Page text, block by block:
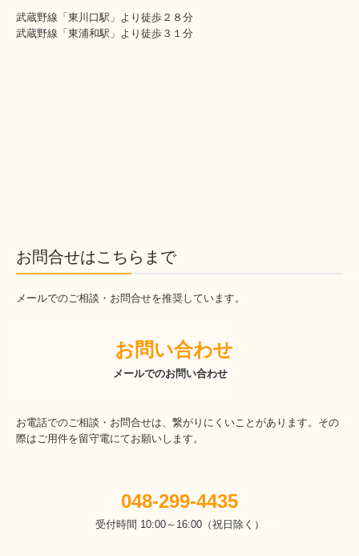
武蔵野線「東川口駅」より徒歩２８分
武蔵野線「東浦和駅」より徒歩３１分
お問合せはこちらまで
メールでのご相談・お問合せを推奨しています。
お問い合わせ
メールでのお問い合わせ
お電話でのご相談・お問合せは、繋がりにくいことがあります。その
際はご用件を留守電にてお願いします。
048-299-4435
受付時間 10:00～16:00（祝日除く）